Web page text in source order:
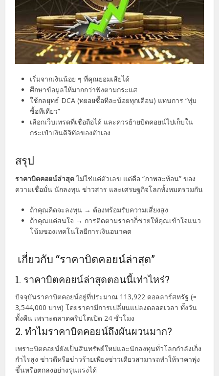
เริ่มจากเงินน้อย ๆ ที่คุณยอมเสียได้
ศึกษาข้อมูลให้มากกว่าฟังตามกระแส
ใช้กลยุทธ์ DCA (ทยอยซื้อทีละน้อยทุกเดือน) แทนการ “ทุ่ม
ซื้อทีเดียว”
เลือกเว็บเทรดที่เชื่อถือได้ และควรย้ายบิตคอยน์ไปเก็บใน
กระเป๋าเงินดิจิทัลของตัวเอง
สรุป
ราคาบิตคอยน์ล่าสุดไม่ใช่แค่ตัวเลข แต่คือ “ภาพสะท้อน” ของ
ความเชื่อมั่น นักลงทุน ข่าวสาร และเศรษฐกิจโลกทั้งหมดรวมกัน
ถ้าคุณคิดจะลงทุน → ต้องพร้อมรับความเสี่ยงสูง
ถ้าคุณแค่สนใจ → การติดตามราคาก็ช่วยให้คุณเข้าใจแนว
โน้มของเทคโนโลยีการเงินอนาคต
เกี่ยวกับ “ราคาบิตคอยน์ล่าสุด”
1. ราคาบิตคอยน์ล่าสุดตอนนี้เท่าไหร่?
ปัจจุบันราคาบิตคอยน์อยู่ที่ประมาณ 113,922 ดอลลาร์สหรัฐ (≈
3,544,000 บาท) โดยราคามีการเปลี่ยนแปลงตลอดเวลา ทั้งวัน
ทั้งคืน เพราะตลาดคริปโตเปิด 24 ชั่วโมง
2. ทำไมราคาบิตคอยน์ถึงผันผวนมาก?
เพราะบิตคอยน์ยังเป็นสินทรัพย์ใหม่และนักลงทุนทั่วโลกกำลังเก็ง
กำไรสูง ข่าวดีหรือข่าวร้ายเพียงข่าวเดียวสามารถทำให้ราคาพุ่ง
ขึ้นหรือตกลงอย่างรุนแรงได้